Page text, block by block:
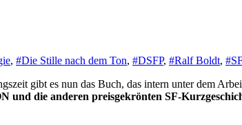
, #Die Stille nach dem Ton, #DSFP, #Ralf Boldt,
gibt es nun das Buch, das intern unter dem
und die anderen preisgekrönten SF-